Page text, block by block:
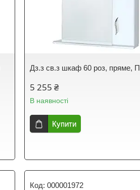
Дз.з св.з шкаф 60 роз, пряме, П
5 255 ₴
В наявності
Купити
000001972